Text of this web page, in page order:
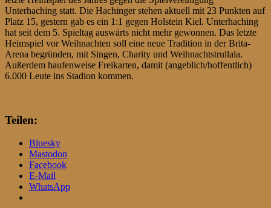
Unterhaching statt. Die Hachinger stehen aktuell mit 23 Punkten auf
Platz 15, gestern gab es ein 1:1 gegen Holstein Kiel. Unterhaching
hat seit dem 5. Spieltag auswärts nicht mehr gewonnen. Das letzte
Heimspiel vor Weihnachten soll eine neue Tradition in der Brita-
Arena begründen, mit Singen, Charity und Weihnachtstrullala.
Außerdem haufenweise Freikarten, damit (angeblich/hoffentlich)
6.000 Leute ins Stadion kommen.
Teilen:
Bluesky
Mastodon
Facebook
E-Mail
WhatsApp